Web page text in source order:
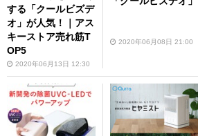
する「クールビズデ
オ」が人気！｜アス
キーストア売れ筋T
OP5
2020年06月13日 12:30
2020年06月08日 21:00